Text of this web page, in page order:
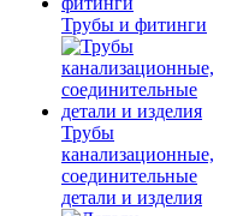
Трубы и фитинги
Трубы
канализационные,
соединительные
детали и изделия